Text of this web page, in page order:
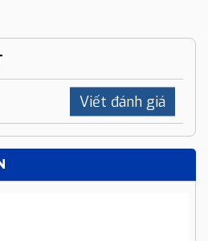
Viết đánh giá